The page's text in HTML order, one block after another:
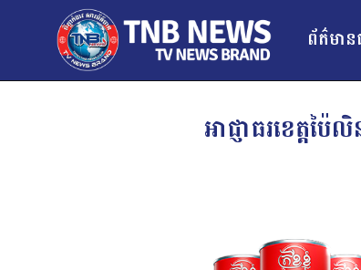
ព័ត៌មាន
អាជ្ញាធរខេត្ត